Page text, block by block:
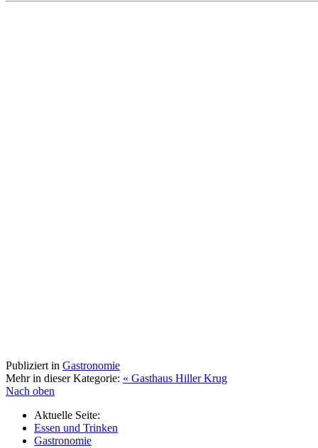
Publiziert in Gastronomie
Mehr in dieser Kategorie: « Gasthaus Hiller Krug
Nach oben
Aktuelle Seite:
Essen und Trinken
Gastronomie